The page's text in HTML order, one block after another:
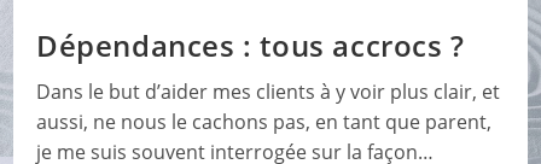
À
Rennes
Dépendances : tous accrocs ?
Dans le but d’aider mes clients à y voir plus clair, et
aussi, ne nous le cachons pas, en tant que parent,
je me suis souvent interrogée sur la façon…